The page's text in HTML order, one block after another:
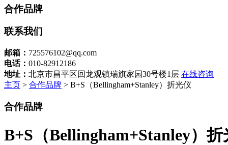
合作品牌
联系我们
邮箱： 725576102@qq.com
电话： 010-82912186
地址： 北京市昌平区回龙观镇瑞旗家园30号楼1层 在线咨询
主页 > 合作品牌 > B+S（Bellingham+Stanley）折光仪
合作品牌
B+S（Bellingham+Stanley）折